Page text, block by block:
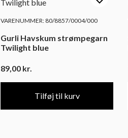
VARENUMMER: 80/8857/0004/000
Gurli Havskum strømpegarn
Twilight blue
89,00 kr.
Tilføj til kurv